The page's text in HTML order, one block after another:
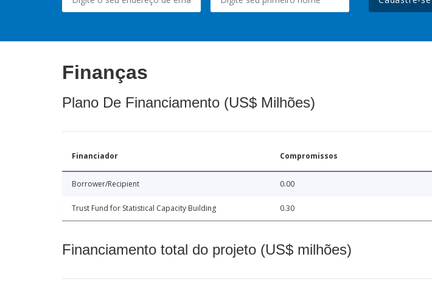
Finanças
Plano De Financiamento (US$ Milhões)
Financiador Compromissos
Borrower/Recipient 0.00
Trust Fund for Statistical Capacity Building 0.30
Financiamento total do projeto (US$ milhões)